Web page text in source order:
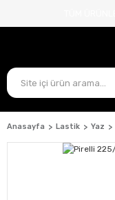
Anasayfa Lastik Yaz